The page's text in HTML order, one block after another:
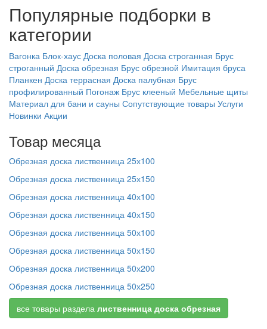
Популярные подборки в
категории
Вагонка Блок-хаус Доска половая Доска строганная Брус
строганный Доска обрезная Брус обрезной Имитация бруса
Планкен Доска террасная Доска палубная Брус
профилированный Погонаж Брус клееный Мебельные щиты
Материал для бани и сауны Сопутствующие товары Услуги
Новинки Акции
Товар месяца
Обрезная доска лиственница 25х100
Обрезная доска лиственница 25х150
Обрезная доска лиственница 40х100
Обрезная доска лиственница 40х150
Обрезная доска лиственница 50х100
Обрезная доска лиственница 50х150
Обрезная доска лиственница 50х200
Обрезная доска лиственница 50х250
все товары раздела лиственница доска обрезная